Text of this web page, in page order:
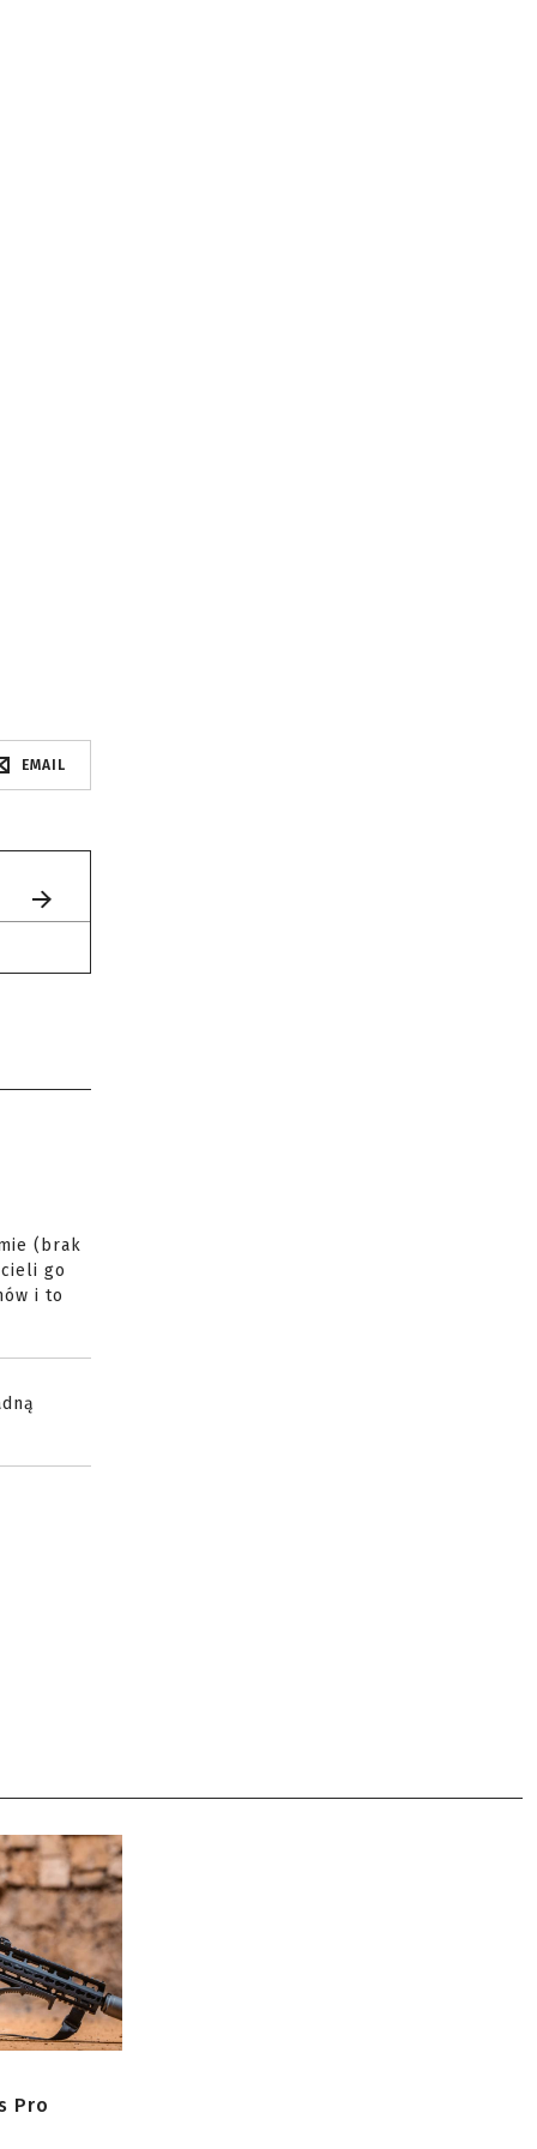
EMAIL
(brak
go
i to
Pro